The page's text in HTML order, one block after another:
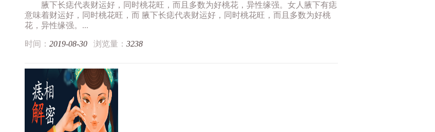
腋下长痣代表财运好，同时桃花旺，而且多数为好桃花，异性缘强。女人腋下有痣
意味着财运好，同时桃花旺，而 腋下长痣代表财运好，同时桃花旺，而且多数为好桃
花，异性缘强。...
时间： 2019-08-30 浏览量： 3238